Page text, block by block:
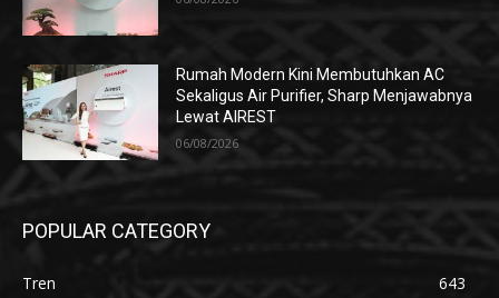
Rumah Modern Kini Membutuhkan AC
Sekaligus Air Purifier, Sharp Menjawabnya
Lewat AIREST
06/08/2026
POPULAR CATEGORY
Tren
643